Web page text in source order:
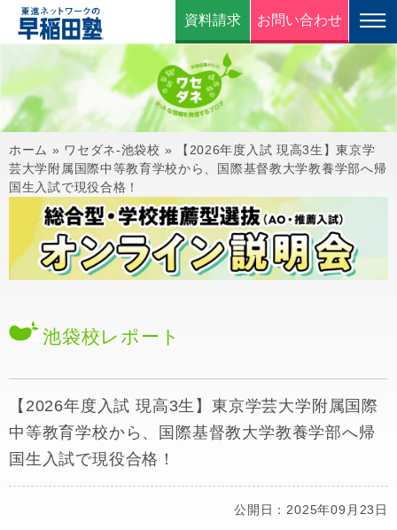
資料請求 お問い合わせ
ホーム » ワセダネ-池袋校 »
【2026年度入試 現高3生】東京学
芸大学附属国際中等教育学校から、国際基督教大学教養学部へ帰
国生入試で現役合格！
池袋校レポート
【2026年度入試 現高3生】東京学芸大学附属国際
中等教育学校から、国際基督教大学教養学部へ帰
国生入試で現役合格！
公開日：2025年09月23日